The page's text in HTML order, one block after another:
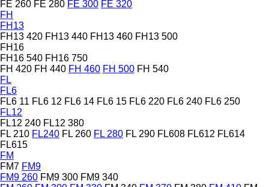
FE 260 FE 280 FE 300 FE 320
FH
FH13
FH13 420 FH13 440 FH13 460 FH13 500
FH16
FH16 540 FH16 750
FH 420 FH 440 FH 460 FH 500 FH 540
FL
FL6
FL6 11 FL6 12 FL6 14 FL6 15 FL6 220 FL6 240 FL6 250
FL12
FL12 240 FL12 380
FL 210 FL240 FL 260 FL 280 FL 290 FL608 FL612 FL614
FL615
FM
FM7 FM9
FM9 260 FM9 300 FM9 340